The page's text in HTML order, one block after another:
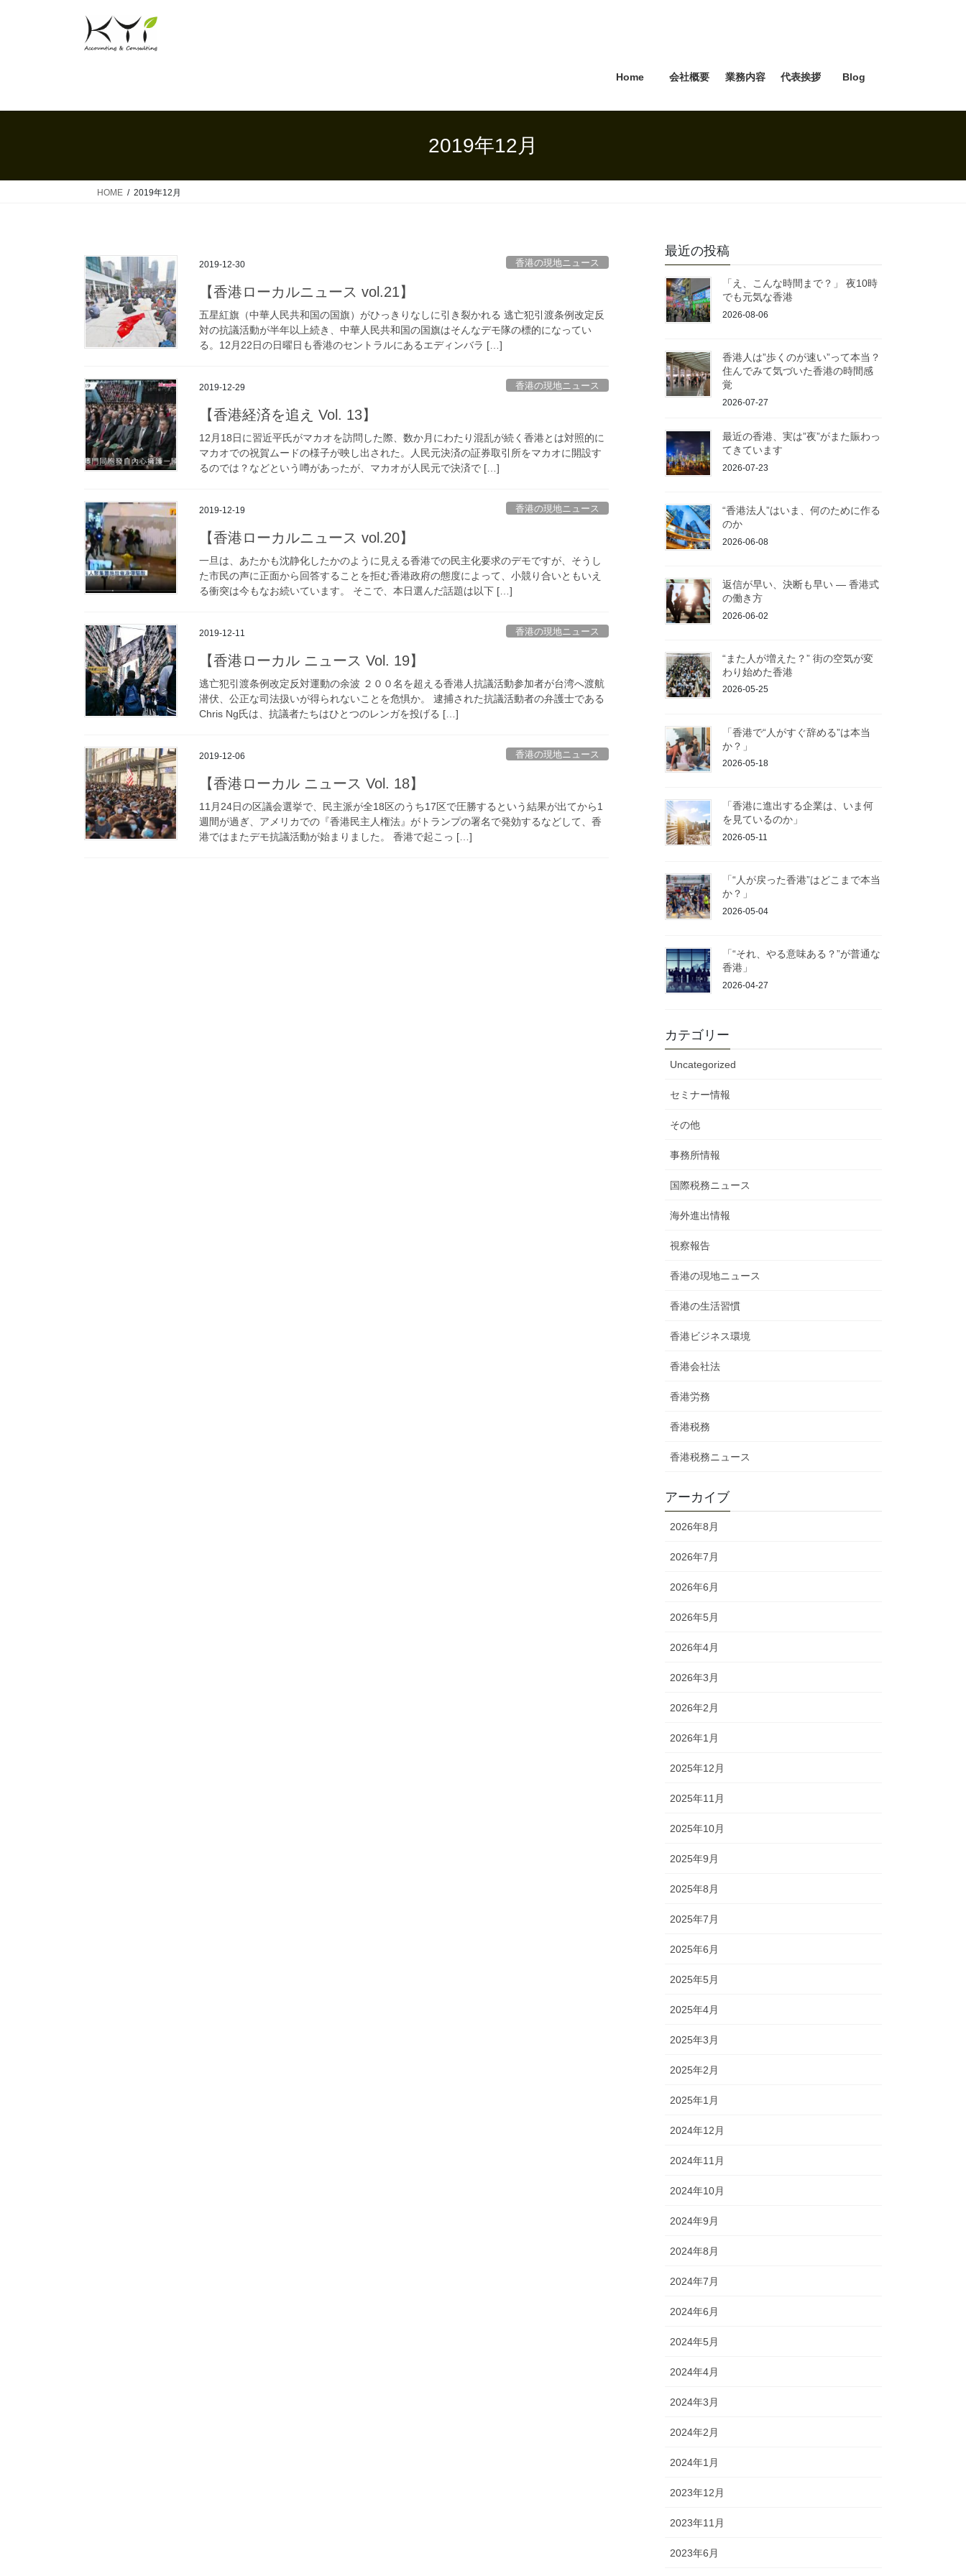
ス
ン
Home 会社概要 業務内容 代表挨拶 Blog
2019年12月
HOME 2019年12月
2019-12-30 香港の現地ニュース
【香港ローカルニュース vol.21】
五星紅旗（中華人民共和国の国旗）がひっきりなしに引き裂かれる 逃亡犯引渡条例改定反
対の抗議活動が半年以上続き、中華人民共和国の国旗はそんなデモ隊の標的になってい
る。12月22日の日曜日も香港のセントラルにあるエディンバラ […]
2019-12-29 香港の現地ニュース
【香港経済を追え Vol. 13】
12月18日に習近平氏がマカオを訪問した際、数か月にわたり混乱が続く香港とは対照的に
マカオでの祝賀ムードの様子が映し出された。人民元決済の証券取引所をマカオに開設す
るのでは？などという噂があったが、マカオが人民元で決済で […]
2019-12-19 香港の現地ニュース
【香港ローカルニュース vol.20】
一旦は、あたかも沈静化したかのように見える香港での民主化要求のデモですが、そうし
た市民の声に正面から回答することを拒む香港政府の態度によって、小競り合いともいえ
る衝突は今もなお続いています。 そこで、本日選んだ話題は以下 […]
2019-12-11 香港の現地ニュース
【香港ローカル ニュース Vol. 19】
逃亡犯引渡条例改定反対運動の余波 ２００名を超える香港人抗議活動参加者が台湾へ渡航
潜伏、公正な司法扱いが得られないことを危惧か。 逮捕された抗議活動者の弁護士である
Chris Ng氏は、抗議者たちはひとつのレンガを投げる […]
2019-12-06 香港の現地ニュース
【香港ローカル ニュース Vol. 18】
11月24日の区議会選挙で、民主派が全18区のうち17区で圧勝するという結果が出てから1
週間が過ぎ、アメリカでの『香港民主人権法』がトランプの署名で発効するなどして、香
港ではまたデモ抗議活動が始まりました。 香港で起こっ […]
最近の投稿
「え、こんな時間まで？」 夜10時
でも元気な香港
2026-08-06
香港人は”歩くのが速い”って本当？
住んでみて気づいた香港の時間感
覚
2026-07-27
最近の香港、実は”夜”がまた賑わっ
てきています
2026-07-23
“香港法人”はいま、何のために作る
のか
2026-06-08
返信が早い、決断も早い ― 香港式
の働き方
2026-06-02
“また人が増えた？” 街の空気が変
わり始めた香港
2026-05-25
「香港で“人がすぐ辞める”は本当
か？」
2026-05-18
「香港に進出する企業は、いま何
を見ているのか」
2026-05-11
「“人が戻った香港”はどこまで本当
か？」
2026-05-04
「“それ、やる意味ある？”が普通な
香港」
2026-04-27
カテゴリー
Uncategorized
セミナー情報
その他
事務所情報
国際税務ニュース
海外進出情報
視察報告
香港の現地ニュース
香港の生活習慣
香港ビジネス環境
香港会社法
香港労務
香港税務
香港税務ニュース
アーカイブ
2026年8月
2026年7月
2026年6月
2026年5月
2026年4月
2026年3月
2026年2月
2026年1月
2025年12月
2025年11月
2025年10月
2025年9月
2025年8月
2025年7月
2025年6月
2025年5月
2025年4月
2025年3月
2025年2月
2025年1月
2024年12月
2024年11月
2024年10月
2024年9月
2024年8月
2024年7月
2024年6月
2024年5月
2024年4月
2024年3月
2024年2月
2024年1月
2023年12月
2023年11月
2023年6月